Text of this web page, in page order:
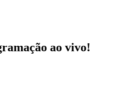
ao vivo!